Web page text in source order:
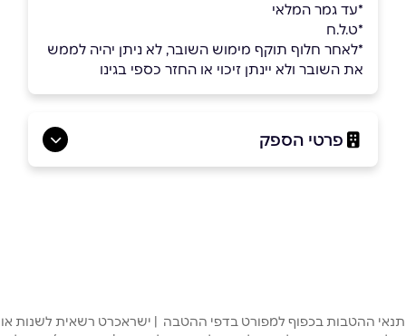
*עד גמר המלאי
*ט.ל.ח
*לאחר חלוף תוקף מימוש השובר, לא ניתן יהיה לממש
את השובר ולא יינתן זיכוי או החזר כספי בגינו
פרטי הספק
תנאי ההטבות בכפוף למפורט בדפי ההטבה | ישראכרט רשאית לשנות או